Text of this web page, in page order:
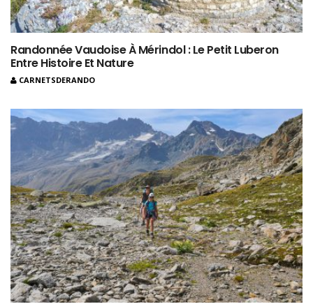
Randonnée Vaudoise À Mérindol : Le Petit Luberon
Entre Histoire Et Nature
CARNETSDERANDO